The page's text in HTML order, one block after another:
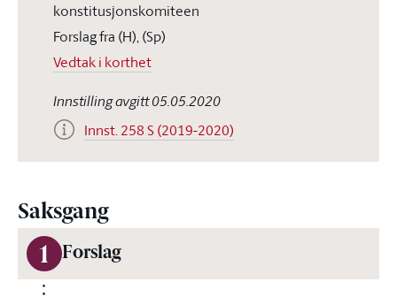
konstitusjonskomiteen
Forslag fra (H), (Sp)
Vedtak i korthet
Innstilling avgitt 05.05.2020
Innst. 258 S (2019-2020)
Saksgang
1 Forslag